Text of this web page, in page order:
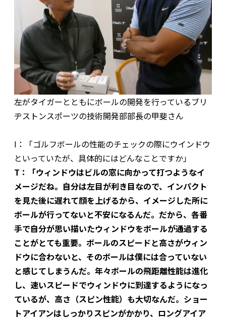
左がタイガーとともにボールの開発を行っているブリ
ヂストンスポーツの技術開発部部長の甲斐さん
I：「ゴルフボールの性能のチェックの際にウインドウ
といっていたが、具体的にはどんなことですか」
T：「ウィンドウはビルの窓に向かって打つようなイ
メージだね。自分は左目が利き目なので、インパクト
を見た後に遅れて顔を上げるから、イメージした所に
ボールが行ってないと不安になるんだ。だから、各番
手で自分が思い描いたウィンドウをボールが通過する
ことがとても重要。ボールのスピードと高さがウィン
ドウに合わないと、そのボールは僕には合っていない
と感じてしまうんだ。年々ボールの飛距離性能は進化
し、速いスピードでウィンドウに到達するようになっ
ているが、高さ（スピン性能）も大切なんだ。ショー
トアイアンはしっかりスピンがかかり、ロングアイア